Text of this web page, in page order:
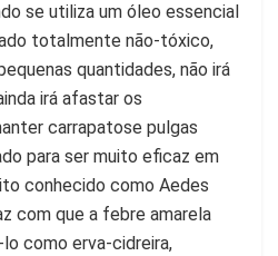
se utiliza um óleo essencial
totalmente não-tóxico,
quantidades, não irá
irá afastar os
carrapatose pulgas
para ser muito eficaz em
conhecido como Aedes
com que a febre amarela
como erva-cidreira,